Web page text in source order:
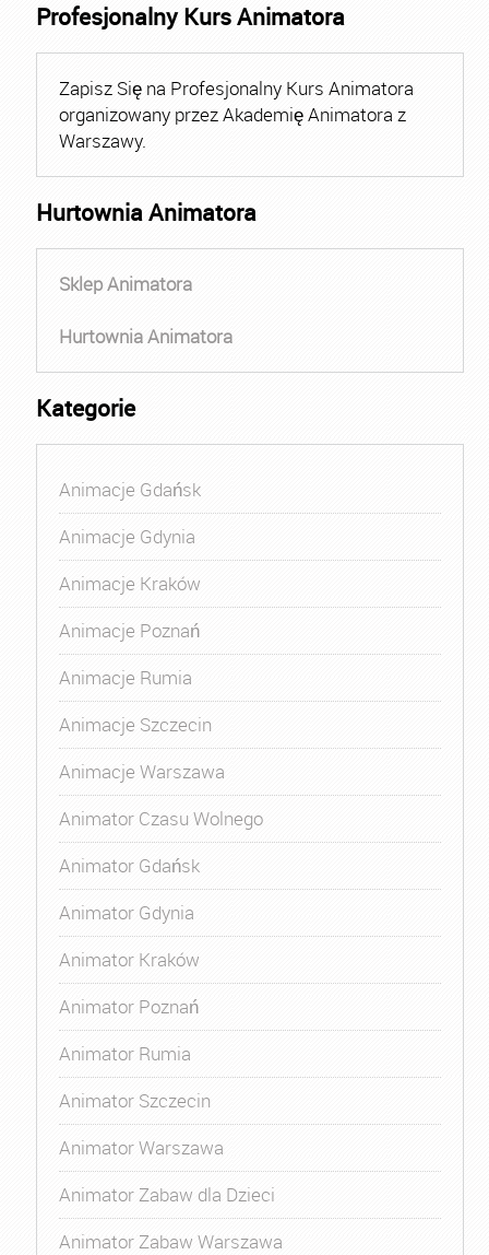
Profesjonalny Kurs Animatora
Zapisz Się na Profesjonalny Kurs Animatora
organizowany przez Akademię Animatora z
Warszawy.
Hurtownia Animatora
Sklep Animatora
Hurtownia Animatora
Kategorie
Animacje Gdańsk
Animacje Gdynia
Animacje Kraków
Animacje Poznań
Animacje Rumia
Animacje Szczecin
Animacje Warszawa
Animator Czasu Wolnego
Animator Gdańsk
Animator Gdynia
Animator Kraków
Animator Poznań
Animator Rumia
Animator Szczecin
Animator Warszawa
Animator Zabaw dla Dzieci
Animator Zabaw Warszawa